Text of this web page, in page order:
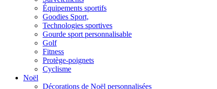
Équipements sportifs
Goodies Sport,
Technologies sportives
Gourde sport personnalisable
Golf
Fitness
Protège-poignets
Cyclisme
Noël
Décorations de Noël personnalisées